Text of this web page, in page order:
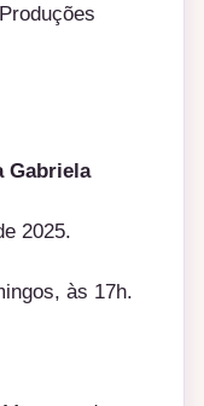
Gabriela
2025.
às 17h.